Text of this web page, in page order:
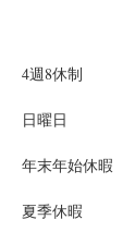
4週8休制
日曜日
年末年始休暇
夏季休暇